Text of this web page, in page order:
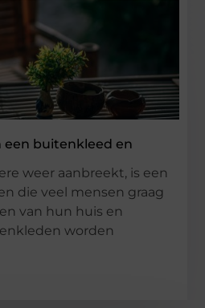
een buitenkleed en
weer aanbreekt, is een
die veel mensen graag
van hun huis en
worden